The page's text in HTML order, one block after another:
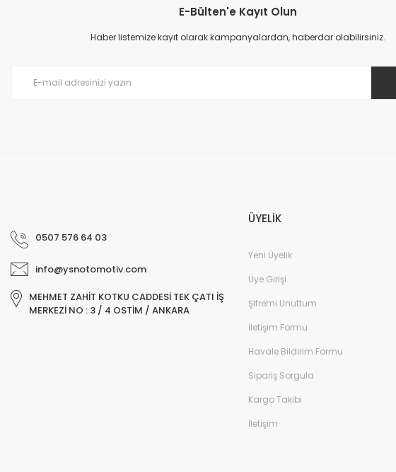
Ürün resmi kalitesiz, bozuk veya görüntülenemiyor.
Ürün açıklamasında eksik bilgiler bulunuyor.
E-Bülten'e Kayıt Olun
Haber listemize kayıt olarak kampanyalardan, haberdar olabilirsiniz.
0507 576 64 03
info@ysnotomotiv.com
MEHMET ZAHİT KOTKU CADDESİ TEK ÇATI İŞ
MERKEZİ NO : 3 / 4 OSTİM / ANKARA
ÜYELİK
Yeni Üyelik
Üye Girişi
Şifremi Unuttum
İletişim Formu
Havale Bildirim Formu
Sipariş Sorgula
Kargo Takibi
İletişim